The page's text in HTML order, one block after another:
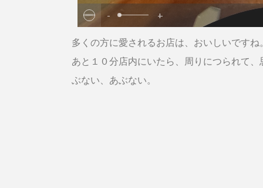
- +
多くの方に愛されるお店は、おいしいですね
あと１０分店内にいたら、周りにつられて
ぶない、あぶない。